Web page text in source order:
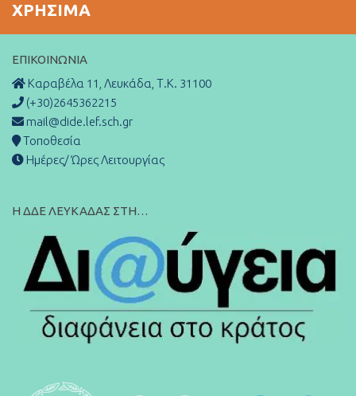
ΧΡΉΣΙΜΑ
ΕΠΙΚΟΙΝΩΝΊΑ
Καραβέλα 11, Λευκάδα, Τ.Κ. 31100
(+30)2645362215
mail@dide.lef.sch.gr
Τοποθεσία
Ημέρες/ Ώρες Λειτουργίας
Η ΔΔΕ ΛΕΥΚΑΔΑΣ ΣΤΗ…